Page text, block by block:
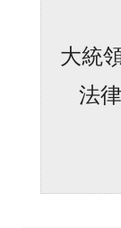
大統
法